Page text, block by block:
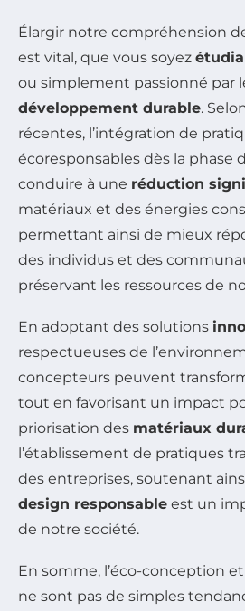
Élargir notre compréhension
est vital, que vous soyez
ou simplement passionné par
développement durable.
récentes, l’intégration de
écoresponsables dès la phase
conduire à une réduction
matériaux et des énergies
permettant ainsi de mieux
des individus et des
préservant les ressources de
En adoptant des solutions
respectueuses de
concepteurs peuvent
tout en favorisant un impact
priorisation des matériaux
l’établissement de pratiques
des entreprises, soutenant
design responsable est un
de notre société.
En somme, l’éco-conception
ne sont pas de simples